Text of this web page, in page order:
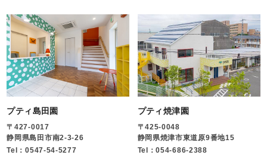
プティ島田園
〒427-0017
静岡県島田市南2-3-26
Tel：0547-54-5277
プティ焼津園
〒425-0048
静岡県焼津市東道原9番地15
Tel：054-686-2388